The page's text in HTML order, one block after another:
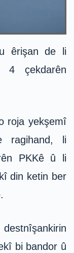
êrişan de li
4 çekdarên
roja yekşemî
ragihand, li
PKKê û li
din ketin ber
bi bandor û